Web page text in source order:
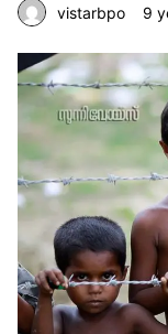
vistarbpo 9